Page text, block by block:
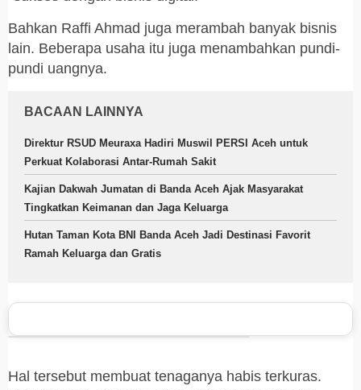
Bahkan Raffi Ahmad juga merambah banyak bisnis
lain. Beberapa usaha itu juga menambahkan pundi-
pundi uangnya.
BACAAN LAINNYA
Direktur RSUD Meuraxa Hadiri Muswil PERSI Aceh untuk
Perkuat Kolaborasi Antar-Rumah Sakit
Kajian Dakwah Jumatan di Banda Aceh Ajak Masyarakat
Tingkatkan Keimanan dan Jaga Keluarga
Hutan Taman Kota BNI Banda Aceh Jadi Destinasi Favorit
Ramah Keluarga dan Gratis
Hal tersebut membuat tenaganya habis terkuras.